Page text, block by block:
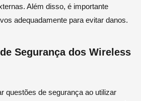
Além disso, é importante
adequadamente para evitar danos.
Segurança dos Wireless
questões de segurança ao utilizar